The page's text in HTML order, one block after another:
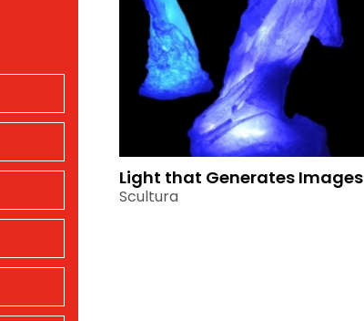
Light that Generates Images
Scultura